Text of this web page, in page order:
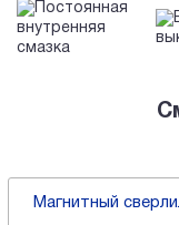
Постоянная
внутренняя
смазка
Магнитный